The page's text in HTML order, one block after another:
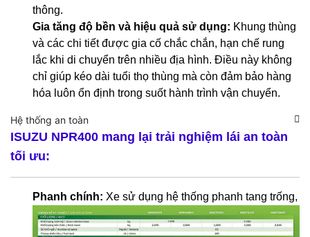
thông.
Gia tăng độ bền và hiệu quả sử dụng: Khung thùng
và các chi tiết được gia cố chắc chắn, hạn chế rung
lắc khi di chuyển trên nhiều địa hình. Điều này không
chỉ giúp kéo dài tuổi thọ thùng mà còn đảm bảo hàng
hóa luôn ổn định trong suốt hành trình vận chuyển.
Hệ thống an toàn
ISUZU NPR400 mang lại trải nghiệm lái an toàn
tối ưu:
Phanh chính: Xe sử dụng hệ thống phanh tang trống,